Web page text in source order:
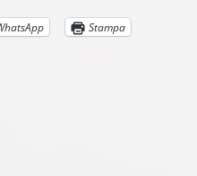
Stampa